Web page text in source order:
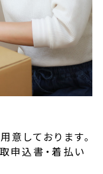
意しております。
申込書・着払い